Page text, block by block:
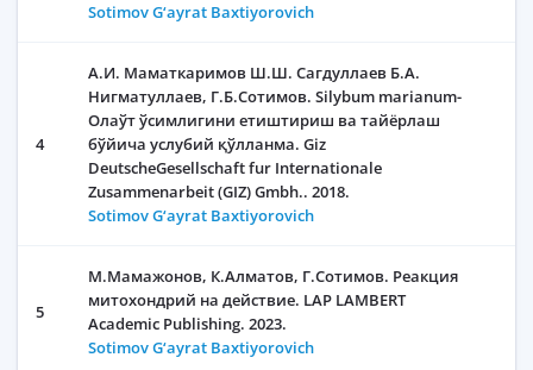
Sotimov G‘ayrat Baxtiyorovich
4
А.И. Маматкаримов Ш.Ш. Сагдуллаев Б.А.
Нигматуллаев, Г.Б.Сотимов. Silybum marianum-
Олаўт ўсимлигини етиштириш ва тайёрлаш
бўйича услубий қўлланма. Giz
DeutscheGesellschaft fur Internationale
Zusammenarbeit (GIZ) Gmbh.. 2018.
Sotimov G‘ayrat Baxtiyorovich
5
М.Мамажонов, К.Алматов, Г.Сотимов. Реакция
митохондрий на действие. LAP LAMBERT
Academic Publishing. 2023.
Sotimov G‘ayrat Baxtiyorovich